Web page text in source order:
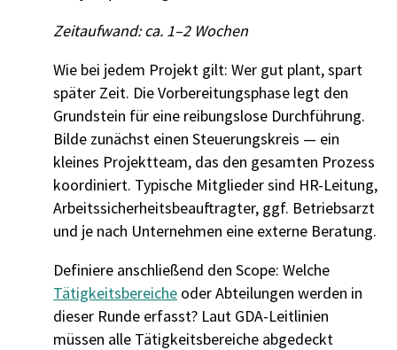
Zeitaufwand: ca. 1–2 Wochen
Wie bei jedem Projekt gilt: Wer gut plant, spart
später Zeit. Die Vorbereitungsphase legt den
Grundstein für eine reibungslose Durchführung.
Bilde zunächst einen Steuerungskreis — ein
kleines Projektteam, das den gesamten Prozess
koordiniert. Typische Mitglieder sind HR-Leitung,
Arbeitssicherheitsbeauftragter, ggf. Betriebsarzt
und je nach Unternehmen eine externe Beratung.
Definiere anschließend den Scope: Welche
Tätigkeitsbereiche oder Abteilungen werden in
dieser Runde erfasst? Laut GDA-Leitlinien
müssen alle Tätigkeitsbereiche abgedeckt